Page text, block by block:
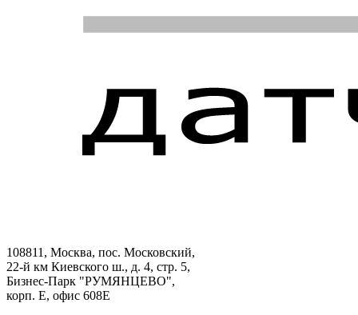
108811, Москва, пос. Московский,
22-й км Киевского ш., д. 4, стр. 5,
Бизнес-Парк "РУМЯНЦЕВО",
корп. Е, офис 608E